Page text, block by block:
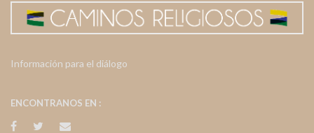
Información para el diálogo
ENCONTRANOS EN :